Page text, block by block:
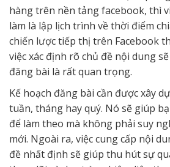
hàng trên nền tảng facebook, thì
làm là lập lịch trình về thời điểm
chiến lược tiếp thị trên Facebook
việc xác định rõ chủ đề nội dung
đăng bài là rất quan trọng.
Kế hoạch đăng bài cần được xây
tuần, tháng hay quý. Nó sẽ giúp
để làm theo mà không phải suy
mới. Ngoài ra, việc cung cấp nội
đề nhất định sẽ giúp thu hút sự